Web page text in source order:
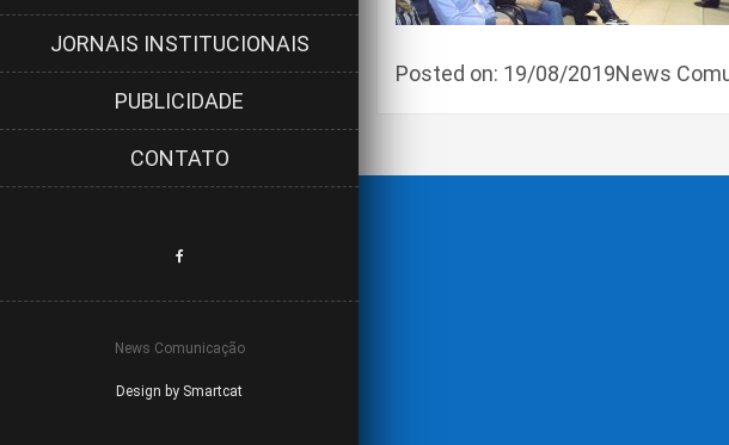
JORNAIS INSTITUCIONAIS
PUBLICIDADE
CONTATO
News Comunicação
Design by Smartcat
Posted on: 19/08/2019News